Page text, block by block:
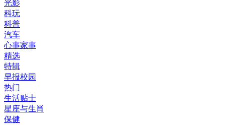
光影
科玩
科普
汽车
心事家事
精选
特辑
早报校园
热门
生活贴士
星座与生肖
保健